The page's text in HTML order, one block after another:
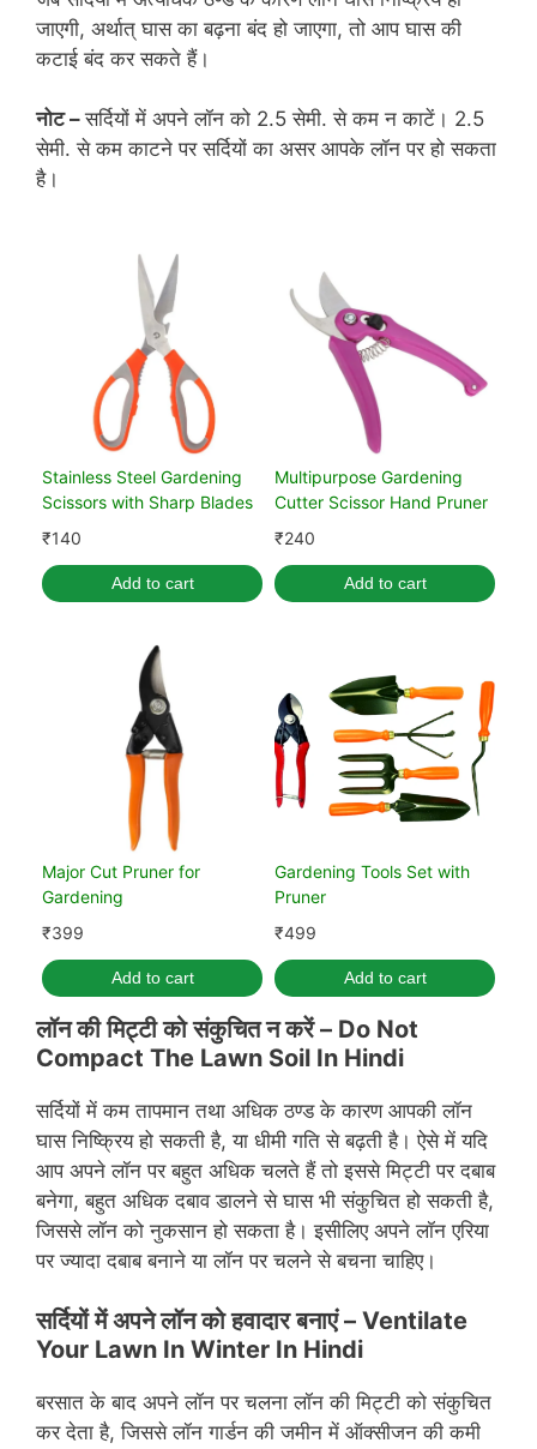
जाएगी, अर्थात् घास का बढ़ना बंद हो जाएगा, तो आप घास की
कटाई बंद कर सकते हैं।
नोट –सर्दियों में अपने लॉन को 2.5 सेमी. से कम न काटें। 2.5
सेमी. से कम काटने पर सर्दियों का असर आपके लॉन पर हो सकता
है।
Stainless Steel Gardening
Scissors with Sharp Blades
₹140
Add to cart
Multipurpose Gardening
Cutter Scissor Hand Pruner
₹240
Add to cart
Major Cut Pruner for
Gardening
₹399
Add to cart
Gardening Tools Set with
Pruner
₹499
Add to cart
लॉन की मिट्टी को संकुचित न करें – Do Not
Compact The Lawn Soil In Hindi
सर्दियों में कम तापमान तथा अधिक ठण्ड के कारण आपकी लॉन
घास निष्क्रिय हो सकती है, या धीमी गति से बढ़ती है। ऐसे में यदि
आप अपने लॉन पर बहुत अधिक चलते हैं तो इससे मिट्टी पर दबाब
बनेगा, बहुत अधिक दबाव डालने से घास भी संकुचित हो सकती है,
जिससे लॉन को नुकसान हो सकता है। इसीलिए अपने लॉन एरिया
पर ज्यादा दबाब बनाने या लॉन पर चलने से बचना चाहिए।
सर्दियों में अपने लॉन को हवादार बनाएं – Ventilate
Your Lawn In Winter In Hindi
बरसात के बाद अपने लॉन पर चलना लॉन की मिट्टी को संकुचित
कर देता है, जिससे लॉन गार्डन की जमीन में ऑक्सीजन की कमी